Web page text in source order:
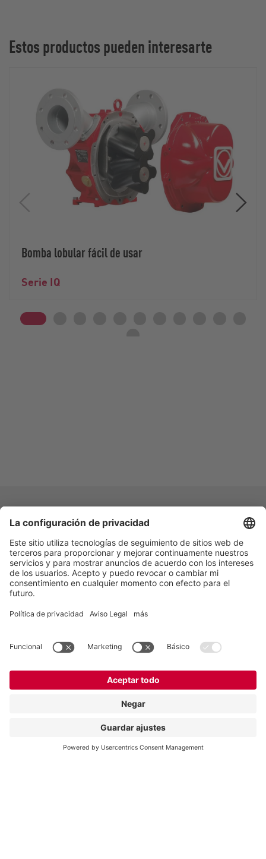
Estos productos pueden interesarte
Bomba lobular fácil de usar
Serie IQ
Vogelsang -
Leading in Technology
Holthoege 10-14
49632 Essen (Oldenburg)
Alemania
germany@vogelsang.info